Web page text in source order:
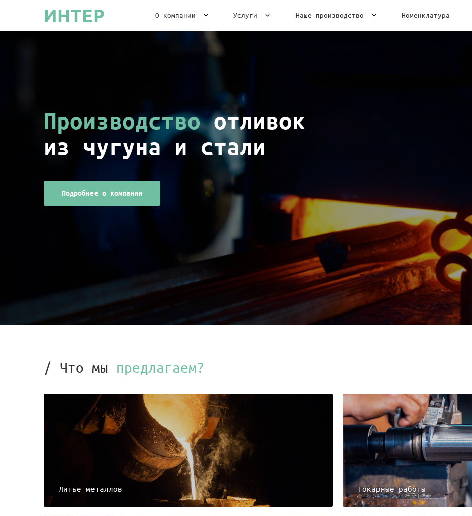
О компании Услуги Наше производство Номенклатура
Производствоотливок
из чугуна и стали
Подробнее о компании
/ Что мы предлагаем?
Литье металлов Токарные работы